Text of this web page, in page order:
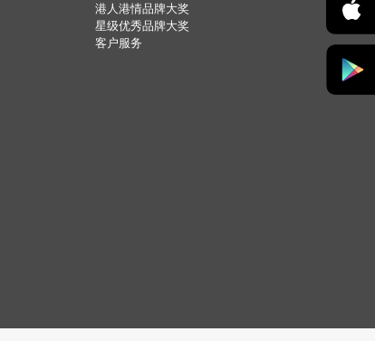
港人港情品牌大奖
星级优秀品牌大奖
客户服务